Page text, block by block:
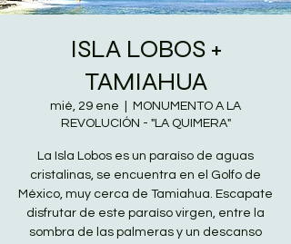
ISLA LOBOS +
TAMIAHUA
mié, 29 ene
MONUMENTO A LA
REVOLUCIÓN - "LA QUIMERA"
La Isla Lobos es un paraíso de aguas
cristalinas, se encuentra en el Golfo de
México, muy cerca de Tamiahua. Escapate
disfrutar de este paraíso virgen, entre la
sombra de las palmeras y un descanso